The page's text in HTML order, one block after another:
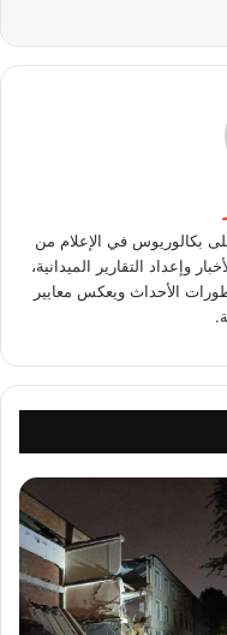
في الإعلام من
وإعداد التقارير الميدانية،
الأحداث ويعكس معايير